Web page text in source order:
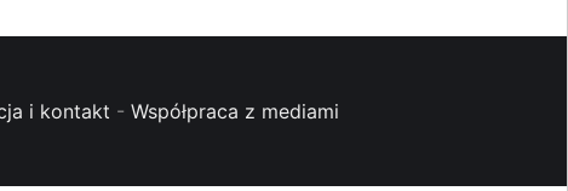
i kontakt - Współpraca z mediami